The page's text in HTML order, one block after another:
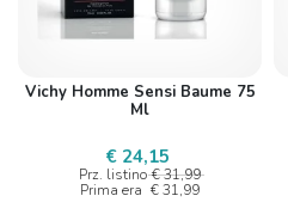
Vichy Homme Sensi Baume 75
Ml
€ 24,15
Prz. listino € 31,99
Prima era € 31,99